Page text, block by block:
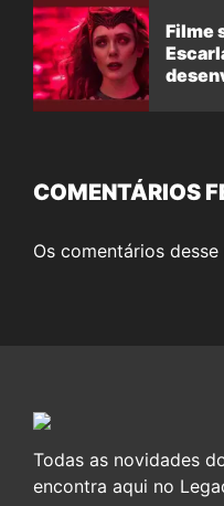
Filme
COMENTÁRIOS
Os comentários
Todas as novidades
encontra aqui no